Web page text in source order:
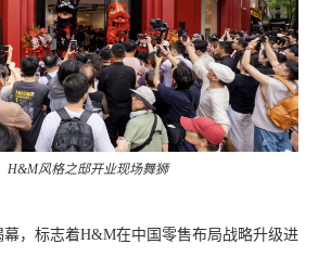
H&M风格之邸开业现场舞狮
，标志着H&M在中国零售布局战略升级进